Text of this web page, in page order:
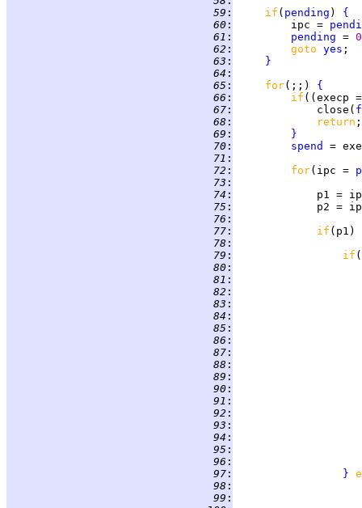
  59
: if ( pending ) {
  60
:
         ipc =
  61
: pending = 0
  62
: goto yes
  63
:
}
  64
:
  65
: for(;;) {
  66
: if ((execp
  67
:
             close(
f
  68
:
return
  69
:
}
  70
:
spend
  71
:
  72
: for(ipc =
  73
:
  74
:
  75
:
  76
:
  77
: if (p1)
  78
:
  79
: if
  80
:
  81
:
  82
:
  83
:
  84
:
  85
:
  86
:
  87
:
  88
:
  89
:
  90
:
  91
:
  92
:
  93
:
  94
:
  95
:
  96
:
  97
: }
  98
:
  99
: